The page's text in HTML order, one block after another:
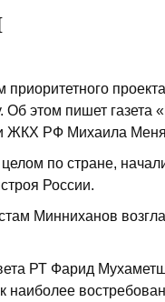
приоритетного
этом пишет газета
и ЖКХ РФ Михаила
по стране,
России.
Минниханов
РТ Фарид
наиболее